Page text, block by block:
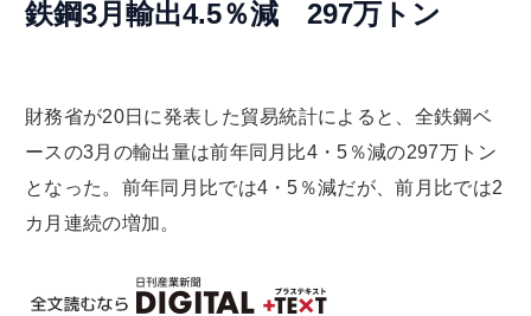
鉄鋼3月輸出4.5％減 297万トン
財務省が20日に発表した貿易統計によると、全鉄鋼ベ
ースの3月の輸出量は前年同月比4・5％減の297万トン
となった。前年同月比では4・5％減だが、前月比では2
カ月連続の増加。